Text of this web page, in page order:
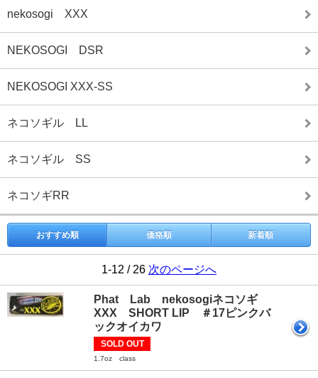
nekosogi XXX
NEKOSOGI DSR
NEKOSOGI XXX-SS
ネコソギル LL
ネコソギル SS
ネコソギRR
おすすめ順 価格順 新着順
1-12 / 26 次のページへ
Phat Lab nekosogiネコソギ
XXX SHORT LIP ＃17ピンクバ
ックオイカワ
SOLD OUT
1.7oz class